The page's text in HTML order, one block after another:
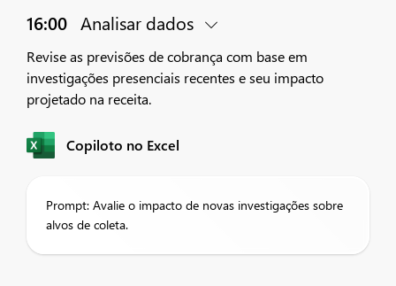
16:00 Analisar dados
Revise as previsões de cobrança com base em
investigações presenciais recentes e seu impacto
projetado na receita.
Copiloto no Excel
Prompt: Avalie o impacto de novas investigações sobre
alvos de coleta.